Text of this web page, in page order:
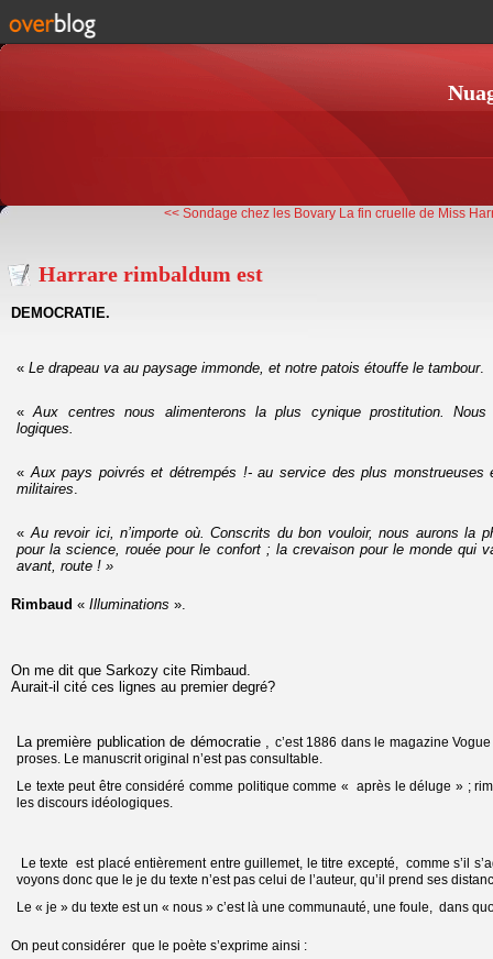
<< Sondage chez les Bovary La fin cruelle de Miss
Harrare rimbaldum est
DEMOCRATIE.
« Le drapeau va au paysage immonde, et notre patois étouffe le tambour.
«Aux centres nous alimenterons la plus cynique prostitution.
logiques.
«Aux pays poivrés et détrempés !- au service des plus monstrueuses
militaires.
«Au revoir ici, n’importe où. Conscrits du bon vouloir, nous aurons la
pour la science, rouée pour le confort ; la crevaison pour le monde qui
avant, route ! »
Rimbaud « Illuminations ».
On me dit que Sarkozy cite Rimbaud.
Aurait-il cité ces lignes au premier degré?
La première publication de démocratie , c’est 1886 dans le magazine
proses. Le manuscrit original n’est pas consultable.
Le texte peut être considéré comme politique comme « après le déluge » ;
les discours idéologiques.
Le texte est placé entièrement entre guillemet, le titre excepté, comme s’il
voyons donc que le je du texte n’est pas celui de l’auteur, qu’il prend ses
Le « je » du texte est un « nous » c’est là une communauté, une foule, dans
On peut considérer que le poète s’exprime ainsi :